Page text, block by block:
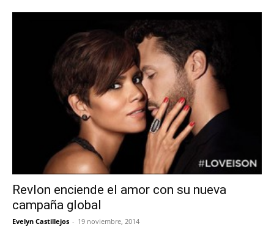
Revlon enciende el amor con su nueva
campaña global
Evelyn Castillejos - 19 noviembre, 2014